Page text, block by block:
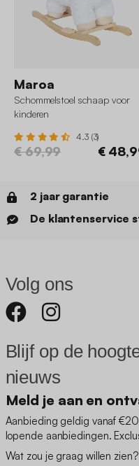
Maroa
Schommelstoel schaap voor
kinderen
4.3 (3)
€ 69,99 €
2 jaar garantie
De klantenservice
Volg ons
Blijf op de
nieuws
Meld je aan en
Aanbieding geldig vanaf
lopende aanbiedingen.
Wat zou je graag willen zien?